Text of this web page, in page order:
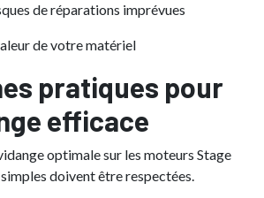
de réparations imprévues
de votre matériel
pratiques pour
efficace
optimale sur les moteurs Stage
doivent être respectées.